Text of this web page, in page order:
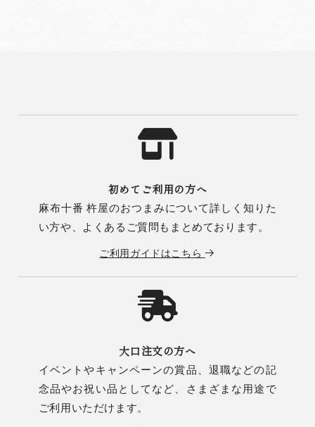
初めてご利用の方へ
麻布十番 杵屋のおつまみについて詳しく知りた
い方や、よくあるご質問もまとめております。
ご利用ガイドはこちら
大口注文の方へ
イベントやキャンペーンの賞品、退職などの記
念品やお祝い品としてなど、さまざまな用途で
ご利用いただけます。